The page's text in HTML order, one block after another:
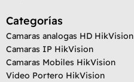
Categorías
Camaras analogas HD HikVision
Camaras IP HikVision
Camaras Mobiles HikVision
Video Portero HikVision